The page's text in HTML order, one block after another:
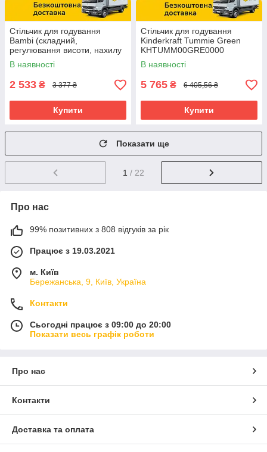
Стільчик для годування
Bambi (складний,
регулювання висоти, нахилу
спинки) M 5673 Pink Рожевий
В наявності
2 533 ₴ 3 377 ₴
Купити
Стільчик для годування
Kinderkraft Tummie Green
KHTUMM00GRE0000
Стільчик-гойдалка, шезлонг
В наявності
5 765 ₴ 6 405,56 ₴
Купити
Показати ще
1 / 22
Про нас
99% позитивних з 808 відгуків за рік
Працює з 19.03.2021
м. Київ
Бережанська, 9, Київ, Україна
Контакти
Сьогодні працює з 09:00 до 20:00
Показати весь графік роботи
Про нас
Контакти
Доставка та оплата